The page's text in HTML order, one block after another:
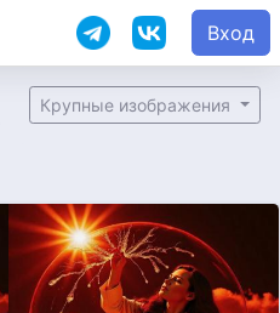
Вход
Крупные изображения